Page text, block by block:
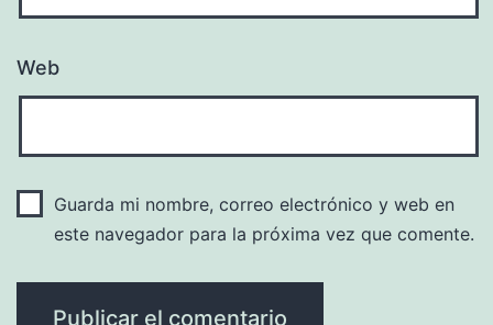
Web
Guarda mi nombre, correo electrónico y web en
este navegador para la próxima vez que comente.